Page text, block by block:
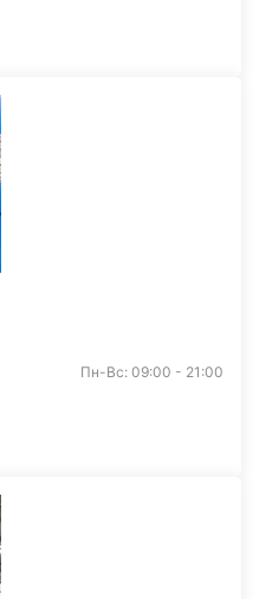
Пн-Вс: 09:00 - 21:00